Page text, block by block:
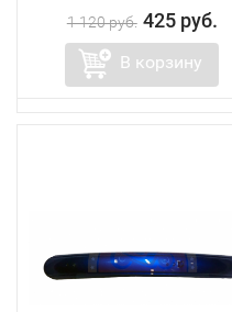
1 120 руб. 425 руб.
В корзину